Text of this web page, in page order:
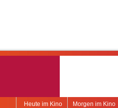
Morgen im Kino
Heute im Kino